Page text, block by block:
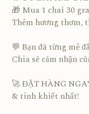
🎁 Mua 1 chai 30
Thêm hương thơm,
💬 Bạn đã từng mê
Chia sẻ cảm nhận
🚀 ĐẶT HÀNG
& tinh khiết nhất!